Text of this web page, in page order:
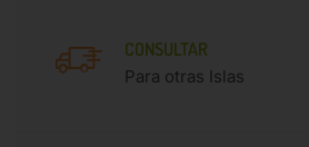
CONSULTAR
Para otras Islas